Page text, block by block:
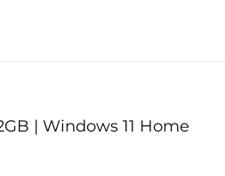
| Windows 11 Home